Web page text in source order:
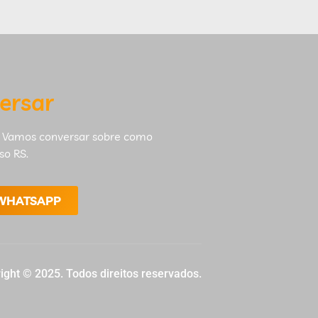
conversar sobre como
RS.
© 2025. Todos direitos reservados.